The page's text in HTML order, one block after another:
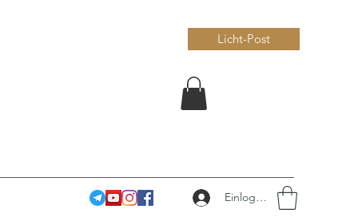
Licht-Post
Einloggen